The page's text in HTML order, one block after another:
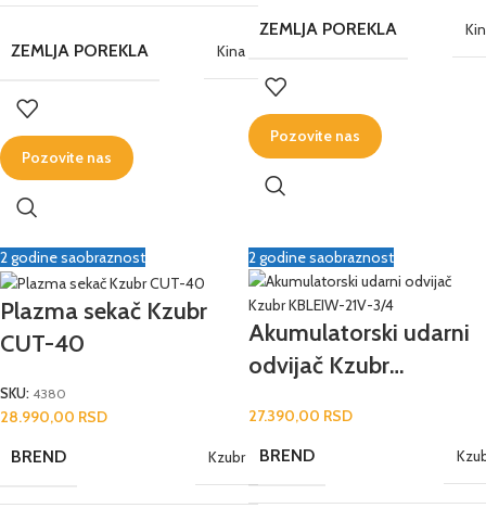
ZEMLJA POREKLA Kina
Pozovite nas
ZEMLJA POREKLA
Pozovite nas
2 godine saobraznost
Plazma sekač Kzubr
CUT-40
SKU: 4380
28.990,00 RSD
BREND Kzubr
2 godine saobraznost
Akumulatorski udarni
odvijač Kzubr
27.390,00 RSD
BREND